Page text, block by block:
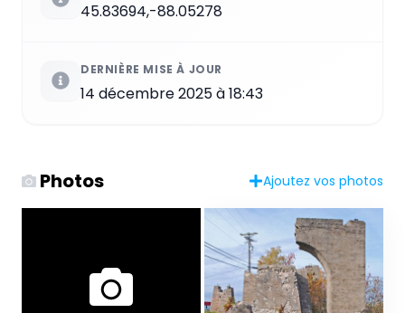
45.83694,-88.05278
DERNIÈRE MISE À JOUR
14 décembre 2025 à 18:43
Photos Ajoutez vos photos